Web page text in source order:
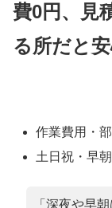
費0円、見
る所だと
作業費用・
土日祝・早
「深夜や早